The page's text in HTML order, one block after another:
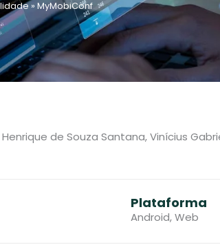
» MyMobiConf
de Souza Santana, Vinícius
Plataforma
Android,Web